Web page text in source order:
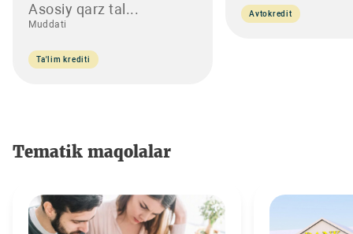
Asosiy qarz tal...
Muddati
Ta'lim krediti
Avtokredit
Tematik maqolalar